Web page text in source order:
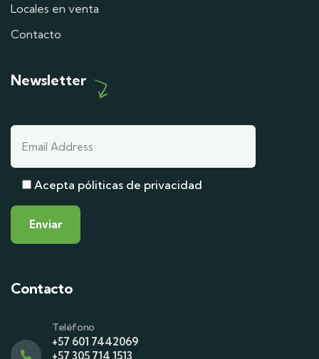
Locales en venta
Contacto
Newsletter
Acepta póliticas de privacidad
Contacto
Teléfono
+57 601 7442069
+57 305 714 1513